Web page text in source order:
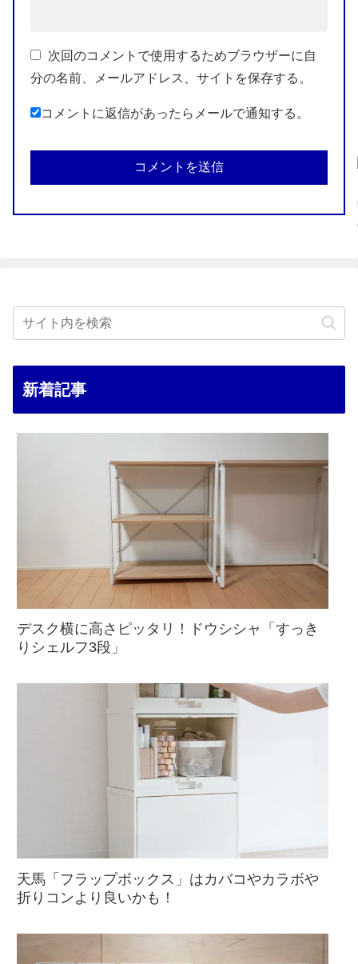
次回のコメントで使用するためブラウザーに自
分の名前、メールアドレス、サイトを保存する。
コメントに返信があったらメールで通知する。
新着記事
デスク横に高さピッタリ！ドウシシャ「すっき
りシェルフ3段」
天馬「フラップボックス」はカバコやカラボや
折りコンより良いかも！